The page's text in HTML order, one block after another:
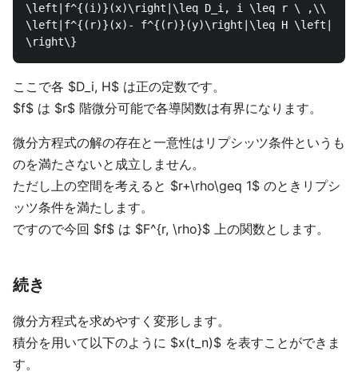
\left|f^{(i)}(x)\right|\leq D_i, i \leq r \ ,\\
\left|f^{(r)}(x)- f^{(r)}(y)\right|\leq H \left|x-
ここで各 $D_i, H$ は正の定数です。
$f$ は $r$ 階微分可能で各導関数は有界になります。
微分方程式の解の存在と一意性はリプシッツ条件というも
のを満たさないと成立しません。
ただし上の空間を考えると $r+\rho\geq 1$ のときリプシ
ッツ条件を満たします。
ですので今回 $f$ は $F^{r, \rho}$ 上の関数とします。
続き
微分方程式を求めやすく変形します。
積分を用いて以下のように $x(t_n)$ を表すことができま
す。